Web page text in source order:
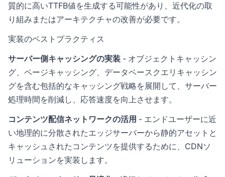
質的に高いTTFB値を生成する可能性があり、近代化の取
り組みまたはアーキテクチャの改善が必要です。
実装のベストプラクティス
サーバー側キャッシングの実装 - オブジェクトキャッシン
グ、ページキャッシング、データベースクエリキャッシン
グを含む包括的なキャッシング戦略を展開して、サーバー
処理時間を削減し、応答速度を向上させます。
コンテンツ配信ネットワークの活用 - エンドユーザーに近
い地理的に分散されたエッジサーバーから静的アセットと
キャッシュされたコンテンツを提供するために、CDNソ
リューションを実装します。